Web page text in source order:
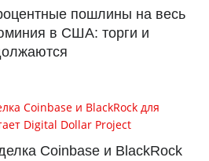
пошлины на весь
в США: торги и
Coinbase и BlackRock